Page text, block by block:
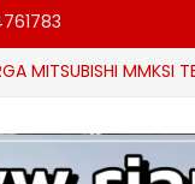
MMKSI TERBARU